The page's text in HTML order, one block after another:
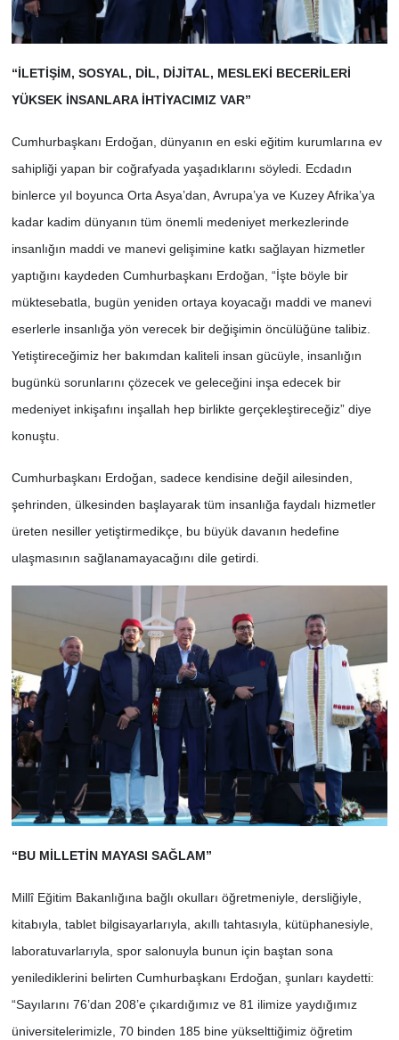
“İLETİŞİM, SOSYAL, DİL, DİJİTAL, MESLEKİ BECERİLERİ
YÜKSEK İNSANLARA İHTİYACIMIZ VAR”
Cumhurbaşkanı Erdoğan, dünyanın en eski eğitim kurumlarına ev
sahipliği yapan bir coğrafyada yaşadıklarını söyledi. Ecdadın
binlerce yıl boyunca Orta Asya’dan, Avrupa’ya ve Kuzey Afrika’ya
kadar kadim dünyanın tüm önemli medeniyet merkezlerinde
insanlığın maddi ve manevi gelişimine katkı sağlayan hizmetler
yaptığını kaydeden Cumhurbaşkanı Erdoğan, “İşte böyle bir
müktesebatla, bugün yeniden ortaya koyacağı maddi ve manevi
eserlerle insanlığa yön verecek bir değişimin öncülüğüne talibiz.
Yetiştireceğimiz her bakımdan kaliteli insan gücüyle, insanlığın
bugünkü sorunlarını çözecek ve geleceğini inşa edecek bir
medeniyet inkişafını inşallah hep birlikte gerçekleştireceğiz” diye
konuştu.
Cumhurbaşkanı Erdoğan, sadece kendisine değil ailesinden,
şehrinden, ülkesinden başlayarak tüm insanlığa faydalı hizmetler
üreten nesiller yetiştirmedikçe, bu büyük davanın hedefine
ulaşmasının sağlanamayacağını dile getirdi.
“BU MİLLETİN MAYASI SAĞLAM”
Millî Eğitim Bakanlığına bağlı okulları öğretmeniyle, dersliğiyle,
kitabıyla, tablet bilgisayarlarıyla, akıllı tahtasıyla, kütüphanesiyle,
laboratuvarlarıyla, spor salonuyla bunun için baştan sona
yenilediklerini belirten Cumhurbaşkanı Erdoğan, şunları kaydetti:
“Sayılarını 76’dan 208’e çıkardığımız ve 81 ilimize yaydığımız
üniversitelerimizle, 70 binden 185 bine yükselttiğimiz öğretim